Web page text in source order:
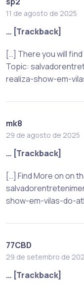
11 de agosto de 2025
… [Trackback]
[…] There you will
Topic:
realiza-show-em-
mk8
29 de agosto de 2025
… [Trackback]
[…] Find More on on
show-em-vilas-do-
77CBD
29 de setembro de
… [Trackback]